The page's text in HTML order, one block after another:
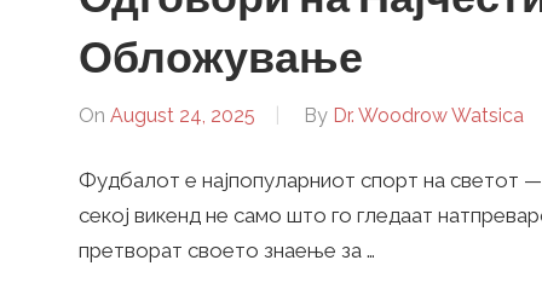
Обложување
On August 24, 2025 By Dr. Woodrow Watsica
Фудбалот е најпопуларниот спорт на светот
секој викенд не само што го гледаат
претворат своето знаење за …